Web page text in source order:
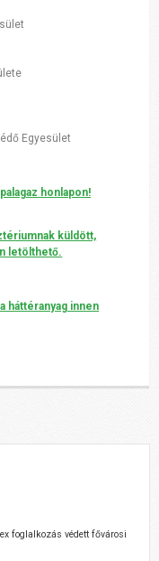
Egyesület
honlapon!
küldött,
letölthető.
háttéranyag innen
foglalkozás védett fővárosi